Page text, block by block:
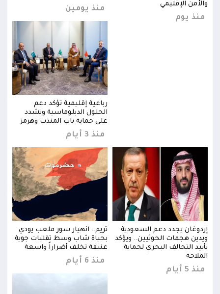
والأمن الإقليمي
منذ يوم
منذ يومين
رباعية إقليمية تؤكد دعم
الحلول الدبلوماسية وتشدد
على حماية باب المندب وهرمز
منذ 3 أيام
إردوغان يجدد دعم السعودية
ويدين هجمات الحوثيين.. ويؤكد
تأييد التحالف البحري لحماية
الملاحة
منذ 5 أيام
تريم.. انهيار سور ملعب يودي
بحياة شاب وسط تقلبات جوية
عنيفة تخلف أضراراً واسعة
منذ 6 أيام